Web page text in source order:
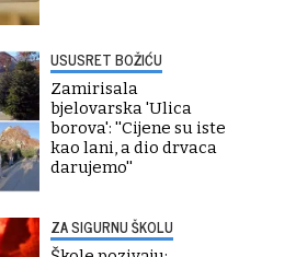
USUSRET BOŽIĆU
Zamirisala
bjelovarska 'Ulica
borova': ''Cijene su iste
kao lani, a dio drvaca
darujemo''
ZA SIGURNU ŠKOLU